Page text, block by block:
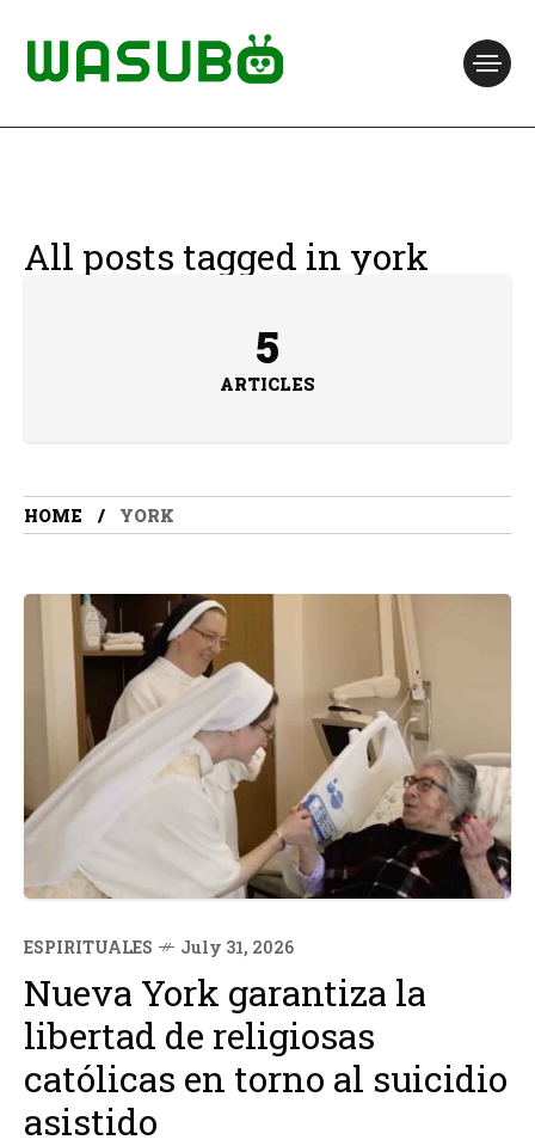
All posts tagged in york
5
ARTICLES
HOME YORK
ESPIRITUALES July 31, 2026
Nueva York garantiza la
libertad de religiosas
católicas en torno al suicidio
asistido